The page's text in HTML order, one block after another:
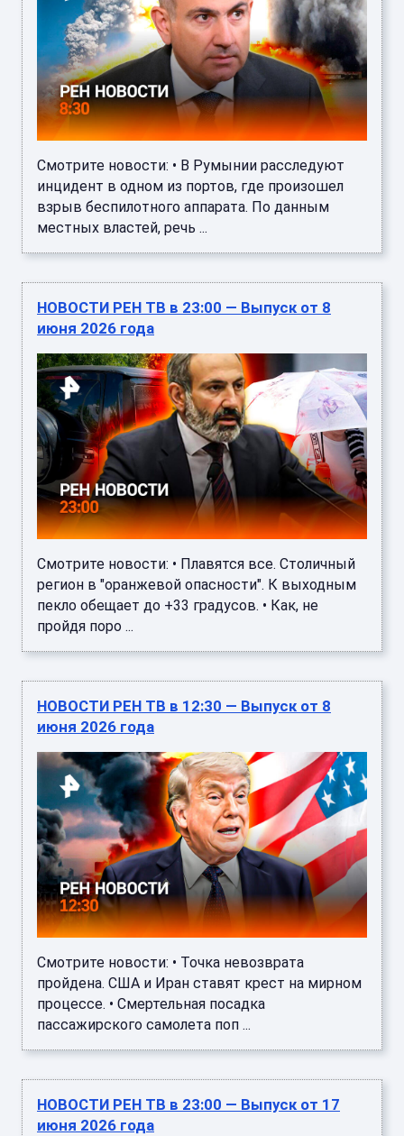
Смотрите новости: • В Румынии расследуют
инцидент в одном из портов, где произошел
взрыв беспилотного аппарата. По данным
местных властей, речь ...
НОВОСТИ РЕН ТВ в 23:00 — Выпуск от 8
июня 2026 года
Смотрите новости: • Плавятся все. Столичный
регион в "оранжевой опасности". К выходным
пекло обещает до +33 градусов. • Как, не
пройдя поро ...
НОВОСТИ РЕН ТВ в 12:30 — Выпуск от 8
июня 2026 года
Смотрите новости: • Точка невозврата
пройдена. США и Иран ставят крест на мирном
процессе. • Смертельная посадка
пассажирского самолета поп ...
НОВОСТИ РЕН ТВ в 23:00 — Выпуск от 17
июня 2026 года